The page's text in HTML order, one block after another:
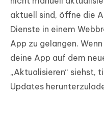
aktuell sind, öffne die
Dienste in einem
App zu gelangen.
deine App auf dem
„Aktualisieren“ siehst,
Updates